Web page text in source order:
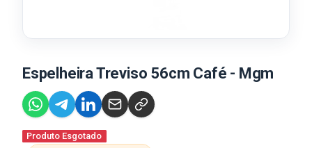
Espelheira Treviso 56cm Café - Mgm
Produto Esgotado